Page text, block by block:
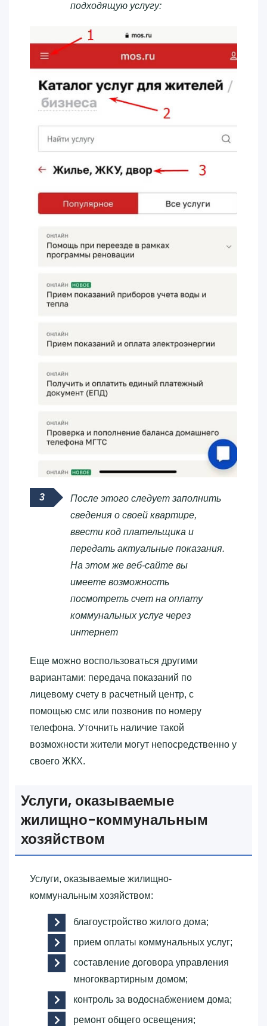
подходящую услугу:
После этого следует заполнить
сведения о своей квартире,
ввести код плательщика и
передать актуальные показания.
На этом же веб-сайте вы
имеете возможность
посмотреть счет на оплату
коммунальных услуг через
интернет
Еще можно воспользоваться другими
вариантами: передача показаний по
лицевому счету в расчетный центр, с
помощью смс или позвонив по номеру
телефона. Уточнить наличие такой
возможности жители могут непосредственно у
своего ЖКХ.
Услуги, оказываемые
жилищно-коммунальным
хозяйством
Услуги, оказываемые жилищно-
коммунальным хозяйством:
благоустройство жилого дома;
прием оплаты коммунальных услуг;
составление договора управления
многоквартирным домом;
контроль за водоснабжением дома;
ремонт общего освещения;